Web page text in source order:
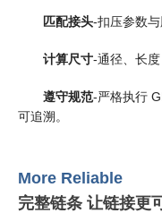
匹配接头-扣压参数与
计算尺寸-通径、长度
遵守规范-严格执行
可追溯。
More Reliable
完整链条 让链接更